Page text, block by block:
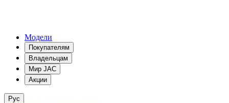
Модели
Покупателям
Владельцам
Мир JAC
Акции
Рус